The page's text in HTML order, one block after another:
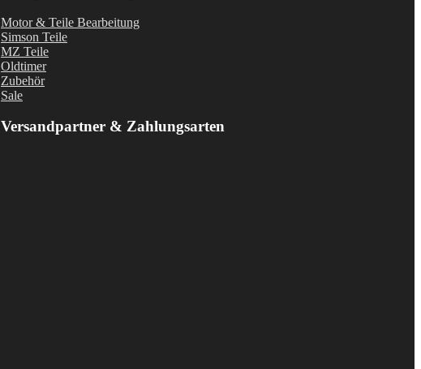
Motor & Teile Bearbeitung
Simson Teile
MZ Teile
Oldtimer
Zubehör
Sale
Versandpartner & Zahlungsarten